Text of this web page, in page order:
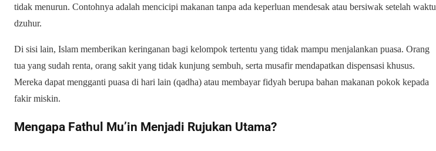
tidak menurun. Contohnya adalah mencicipi makanan tanpa ada keperluan mendesak atau bersiwak setelah waktu
dzuhur.
Di sisi lain, Islam memberikan keringanan bagi kelompok tertentu yang tidak mampu menjalankan puasa. Orang
tua yang sudah renta, orang sakit yang tidak kunjung sembuh, serta musafir mendapatkan dispensasi khusus.
Mereka dapat mengganti puasa di hari lain (qadha) atau membayar fidyah berupa bahan makanan pokok kepada
fakir miskin.
Mengapa Fathul Mu’in Menjadi Rujukan Utama?